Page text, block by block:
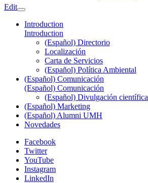
Edit
Introduction
Introduction
(Español) Directorio
Localización
Carta de Servicios
(Español) Política Ambiental
(Español) Comunicación
(Español) Comunicación
(Español) Divulgación científica
(Español) Marketing
(Español) Alumni UMH
Novedades
Facebook
Twitter
YouTube
Instagram
LinkedIn